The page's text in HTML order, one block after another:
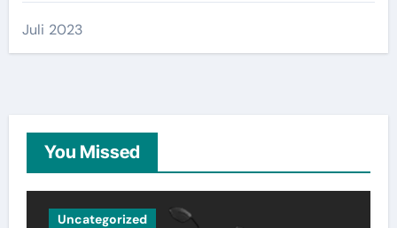
Juli 2023
You Missed
Uncategorized